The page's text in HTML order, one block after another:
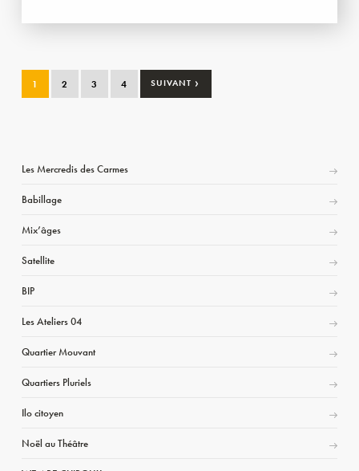
1 2 3 4 SUIVANT ›
Les Mercredis des Carmes
Babillage
Mix’âges
Satellite
BIP
Les Ateliers 04
Quartier Mouvant
Quartiers Pluriels
Ilo citoyen
Noël au Théâtre